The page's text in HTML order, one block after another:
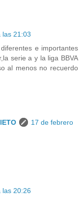
las 21:03
e importantes
serie a y la liga BBVA
al menos no recuerdo
17 de febrero
las 20:26